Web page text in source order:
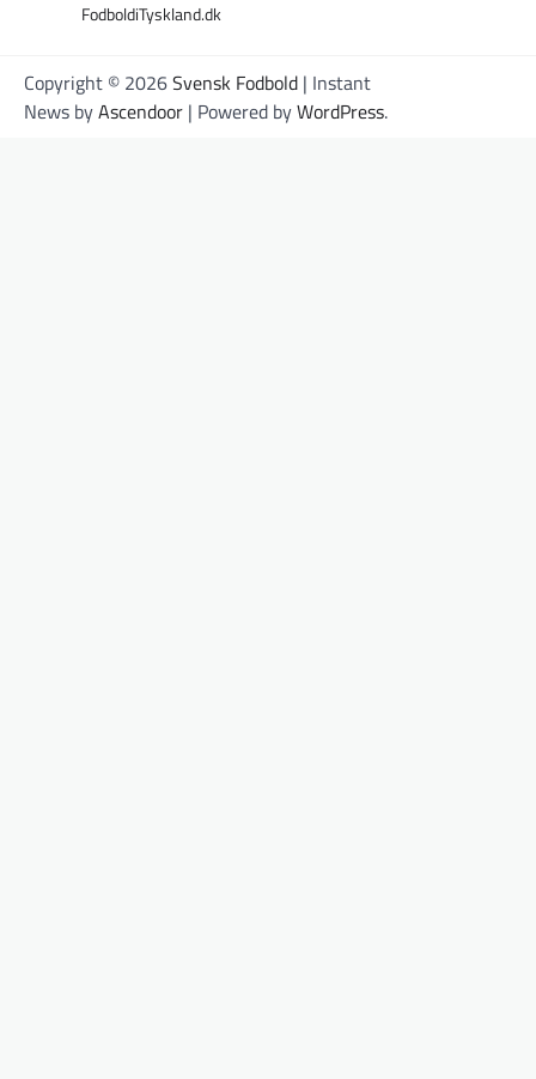
FodboldiTyskland.dk
Copyright © 2026Svensk Fodbold | Instant
News byAscendoor | Powered byWordPress.